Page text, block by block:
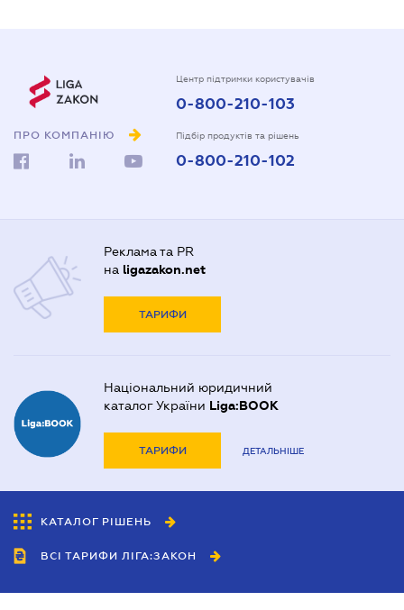
ПРО КОМПАНІЮ
Центр підтримки користувачів
0-800-210-103
Підбір продуктів та рішень
0-800-210-102
Реклама та PR
на ligazakon.net
ТАРИФИ
Національний юридичний
каталог України Liga:BOOK
ТАРИФИ ДЕТАЛЬНІШЕ
КАТАЛОГ РІШЕНЬ
ВСІ ТАРИФИ ЛІГА:ЗАКОН